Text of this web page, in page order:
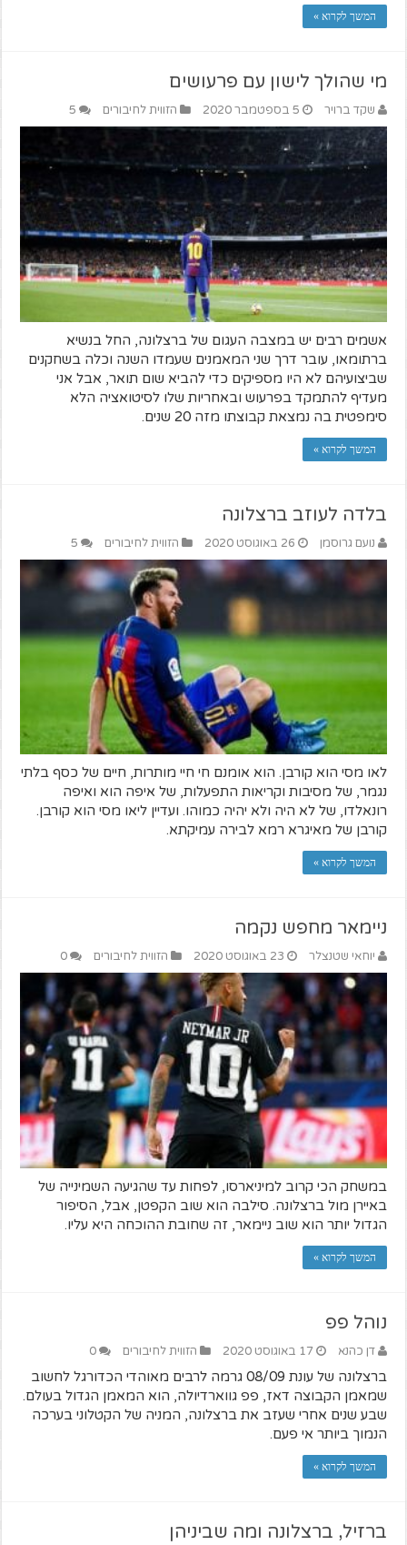
המשך לקרוא »
מי שהולך לישון עם פרעושים
שקד ברויר 5 בספטמבר 2020 הזווית לחיבורים 5
אשמים רבים יש במצבה העגום של ברצלונה, החל בנשיא
ברתומאו, עובר דרך שני המאמנים שעמדו השנה וכלה בשחקנים
שביצועיהם לא היו מספיקים כדי להביא שום תואר, אבל אני
מעדיף להתמקד בפרעוש ובאחריות שלו לסיטואציה הלא
סימפטית בה נמצאת קבוצתו מזה 20 שנים.
המשך לקרוא »
בלדה לעוזב ברצלונה
נועם גרוסמן 26 באוגוסט 2020 הזווית לחיבורים 5
לאו מסי הוא קורבן. הוא אומנם חי חיי מותרות, חיים של כסף בלתי
נגמר, של מסיבות וקריאות התפעלות, של איפה הוא ואיפה
רונאלדו, של לא היה ולא יהיה כמוהו. ועדיין ליאו מסי הוא קורבן.
קורבן של מאיגרא רמא לבירה עמיקתא.
המשך לקרוא »
ניימאר מחפש נקמה
יוחאי שטנצלר 23 באוגוסט 2020 הזווית לחיבורים 0
במשחק הכי קרוב למיניארסו, לפחות עד שהגיעה השמינייה של
באיירן מול ברצלונה. סילבה הוא שוב הקפטן, אבל, הסיפור
הגדול יותר הוא שוב ניימאר, זה שחובת ההוכחה היא עליו.
המשך לקרוא »
נוהל פפ
דן כהנא 17 באוגוסט 2020 הזווית לחיבורים 0
ברצלונה של עונת 08/09 גרמה לרבים מאוהדי הכדורגל לחשוב
שמאמן הקבוצה דאז, פפ גווארדיולה, הוא המאמן הגדול בעולם.
שבע שנים אחרי שעזב את ברצלונה, המניה של הקטלוני בערכה
הנמוך ביותר אי פעם.
המשך לקרוא »
ברזיל, ברצלונה ומה שביניהן